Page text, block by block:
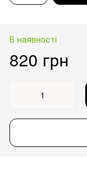
В наявності
820 грн